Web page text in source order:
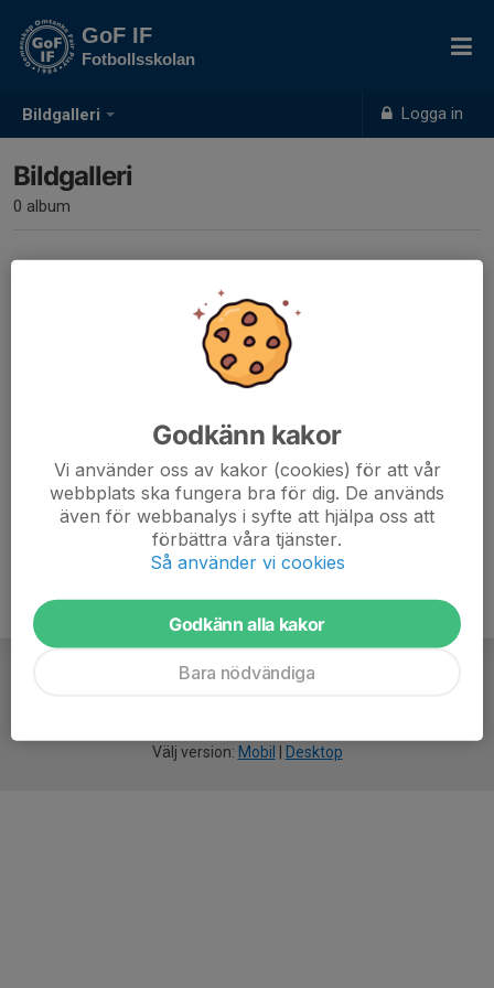
Bildgalleri Logga in
GoF IF
Fotbollsskolan
Bildgalleri
0 album
Inga album skapade
Välj version: Mobil Desktop
Godkänn kakor
Vi använder oss av kakor (cookies) för att vår
webbplats ska fungera bra för dig. De används
även för webbanalys i syfte att hjälpa oss att
förbättra våra tjänster.
Så använder vi cookies
Godkänn alla kakor
Bara nödvändiga